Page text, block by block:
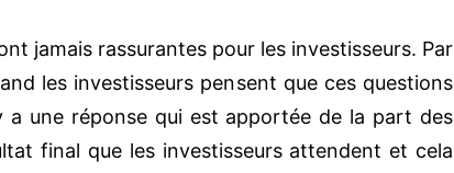
jamais rassurantes pour les investisseurs. Par
les investisseurs pensent que ces questions
a une réponse qui est apportée de la part des
final que les investisseurs attendent et cela